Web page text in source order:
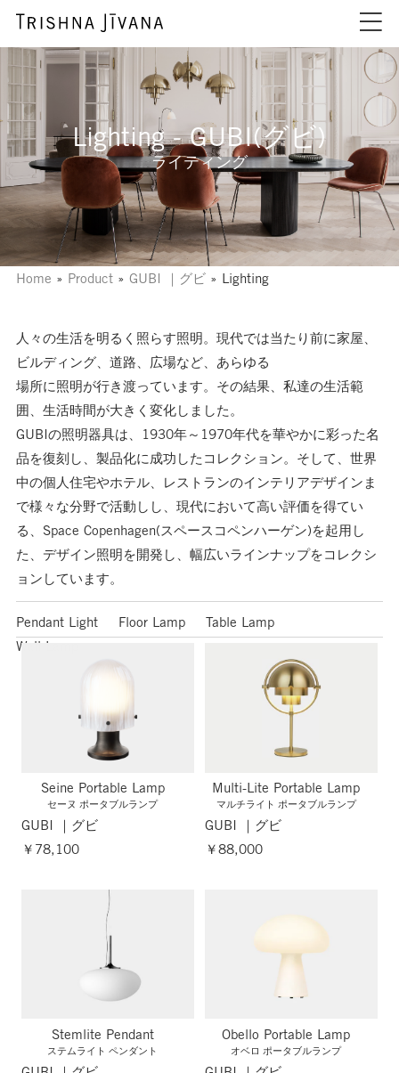
Lighting - GUBI(グビ)
ライティング
Home » Product» GUBI ｜グビ» Lighting
人々の生活を明るく照らす照明。現代では当たり前に家屋、
ビルディング、道路、広場など、あらゆる
場所に照明が行き渡っています。その結果、私達の生活範
囲、生活時間が大きく変化しました。
GUBIの照明器具は、
1930年～ 1970年代を華やかに彩った名
品を復刻し、製品化に成功したコレクション。そして、世界
中の個人住宅やホテル、レストランのインテリアデザインま
で様々な分野で活動しし、現代において高い評価を得てい
る、 Space Copenhagen(スペースコペンハーゲン)を起用し
た、デザイン照明を開発し、幅広いラインナップをコレクシ
ョンしています。
Pendant Light Floor Lamp
Table Lamp
Wall Lamp
Seine Portable Lamp
セーヌ ポータブルランプ
GUBI ｜グビ
￥78,100
Multi-Lite Portable Lamp
マルチライト ポータブルランプ
GUBI ｜グビ
￥88,000
Stemlite Pendant
ステムライト ペンダント
Obello Portable Lamp
オベロ ポータブルランプ